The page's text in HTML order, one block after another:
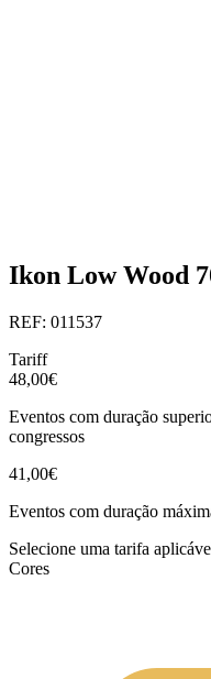
Ikon Low Wood
REF: 011537
Tariff
48,00€
Eventos com duração
congressos
41,00€
Eventos com duração
Selecione uma tarifa
Cores